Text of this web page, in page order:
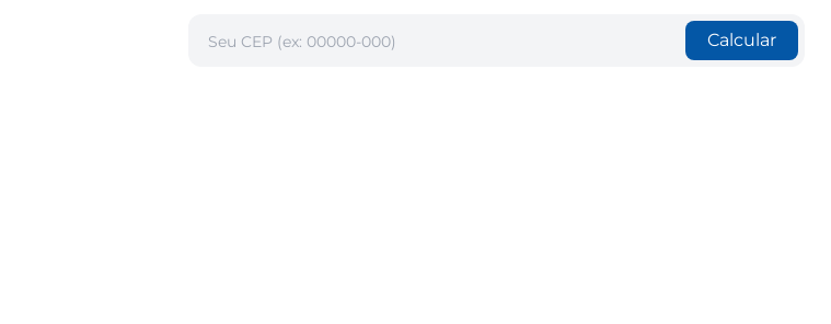
Calcular